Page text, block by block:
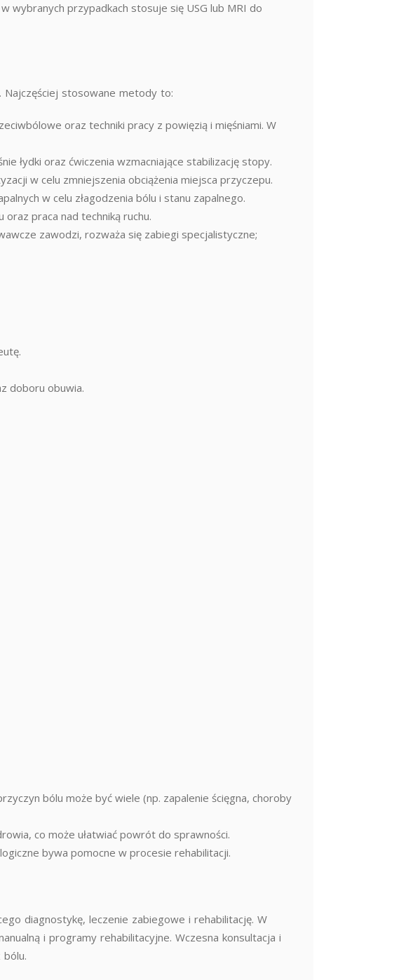
wybranych przypadkach stosuje się USG lub MRI do
Najczęściej stosowane metody to:
oraz techniki pracy z powięzią i mięśniami. W
łydki oraz ćwiczenia wzmacniające stabilizację stopy.
w celu zmniejszenia obciążenia miejsca przyczepu.
w celu złagodzenia bólu i stanu zapalnego.
praca nad techniką ruchu.
zawodzi, rozważa się zabiegi specjalistyczne;
doboru obuwia.
bólu może być wiele (np. zapalenie ścięgna, choroby
co może ułatwiać powrót do sprawności.
bywa pomocne w procesie rehabilitacji.
diagnostykę, leczenie zabiegowe i rehabilitację. W
i programy rehabilitacyjne. Wczesna konsultacja i